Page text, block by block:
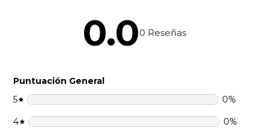
0.00 Reseñas
Puntuación General
5
0%
4 0%